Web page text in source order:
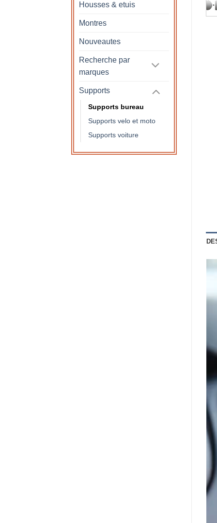
Housses & etuis
Montres
Nouveautes
Recherche par
marques
Supports
Supports bureau
Supports velo et moto
Supports voiture